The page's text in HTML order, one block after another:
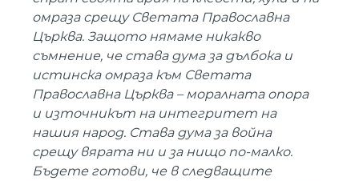
омраза срещу Светата Православна
Църква. Защото нямаме никакво
съмнение, че става дума за дълбока и
истинска омраза към Светата
Православна Църква – моралната опора
и източникът на интегритет на
нашия народ. Става дума за война
срещу вярата ни и за нищо по-малко.
Бъдете готови, че в следващите